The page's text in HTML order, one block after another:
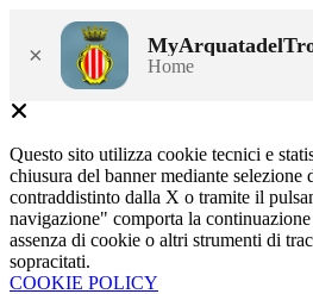
× Home
Questo sito utilizza cookie tecnici e
chiusura del banner mediante selezione
contraddistinto dalla X o tramite il
navigazione" comporta la
assenza di cookie o altri strumenti di
sopracitati.
COOKIE POLICY